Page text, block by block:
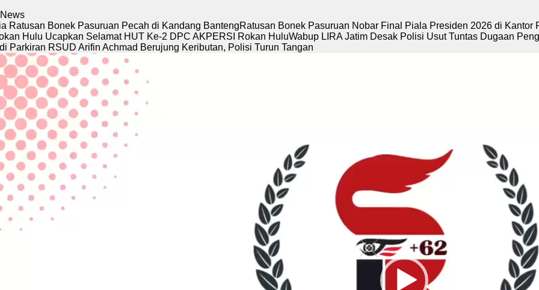
News
Bonek Pasuruan Pecah di Kandang BantengRatusan Bonek Pasuruan Nobar Final Piala Presiden 2026 di Kantor PDI
Ucapkan Selamat HUT Ke-2 DPC AKPERSI Rokan HuluWabup LIRA Jatim Desak Polisi Usut Tuntas Dugaan
RSUD Arifin Achmad Berujung Keributan, Polisi Turun Tangan
Pemutar
Video